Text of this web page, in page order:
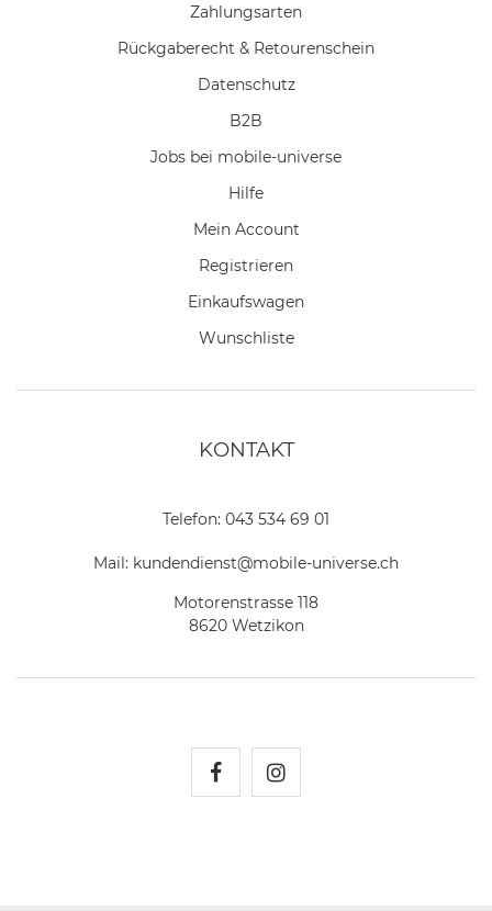
Zahlungsarten
Rückgaberecht & Retourenschein
Datenschutz
B2B
Jobs bei mobile-universe
Hilfe
Mein Account
Registrieren
Einkaufswagen
Wunschliste
KONTAKT
Telefon: 043 534 69 01
Mail: kundendienst@mobile-universe.ch
Motorenstrasse 118
8620 Wetzikon